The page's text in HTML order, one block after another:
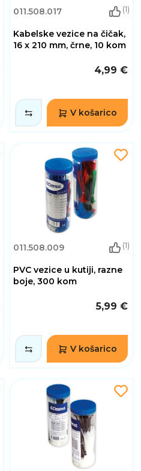
011.508.017 (1)
Kabelske vezice na čičak,
16 x 210 mm, črne, 10 kom
4,99 €
V košarico
011.508.009 (1)
PVC vezice u kutiji, razne
boje, 300 kom
5,99 €
V košarico